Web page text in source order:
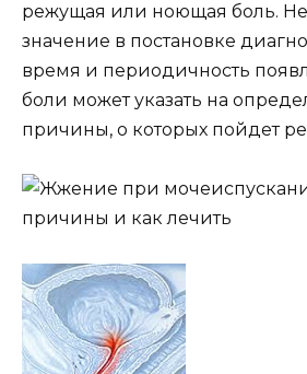
режущая или ноющая боль.
значение в постановке
время и периодичность
боли может указать на
причины, о которых пойдет